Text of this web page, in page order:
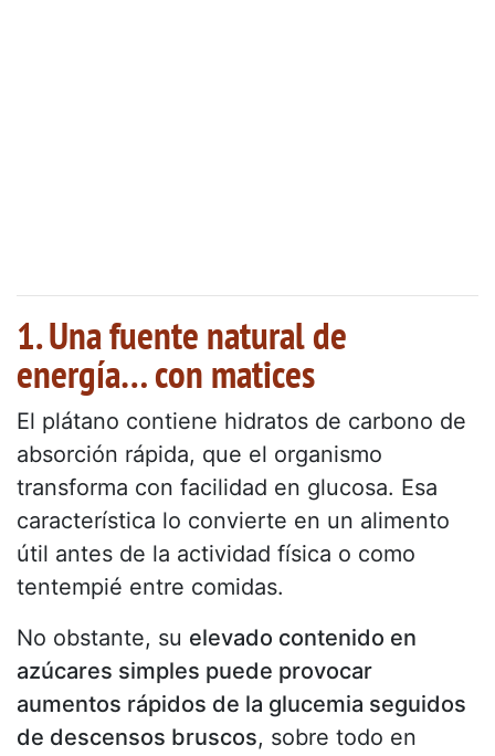
1. Una fuente natural de
energía… con matices
El plátano contiene hidratos de carbono de
absorción rápida, que el organismo
transforma con facilidad en glucosa. Esa
característica lo convierte en un alimento
útil antes de la actividad física o como
tentempié entre comidas.
No obstante, su elevado contenido en
azúcares simples puede provocar
aumentos rápidos de la glucemia seguidos
de descensos bruscos, sobre todo en